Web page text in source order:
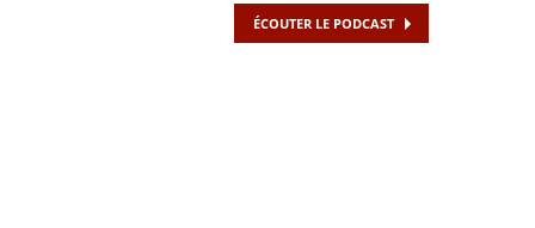
ÉCOUTER LE PODCAST